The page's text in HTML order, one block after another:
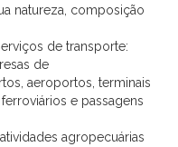
natureza, composição
de transporte:
de
aeroportos, terminais
e passagens
agropecuárias